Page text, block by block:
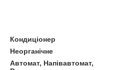
Кондиціонер
Неорганічне
Автомат, Напівавтомат,